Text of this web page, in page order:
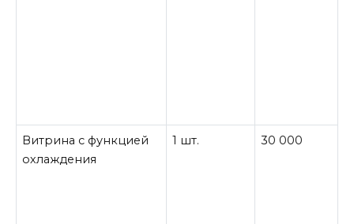
Витрина с функцией
охлаждения
1 шт. 30 000